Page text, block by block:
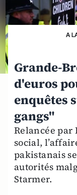
A
Grande-
d'euros
enquêtes
gangs"
Relancée par
social,
pakistanais
autorités
Starmer.